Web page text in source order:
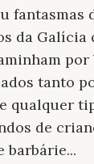
fantasmas
da Galícia
tanto
qualquer
de
barbárie...